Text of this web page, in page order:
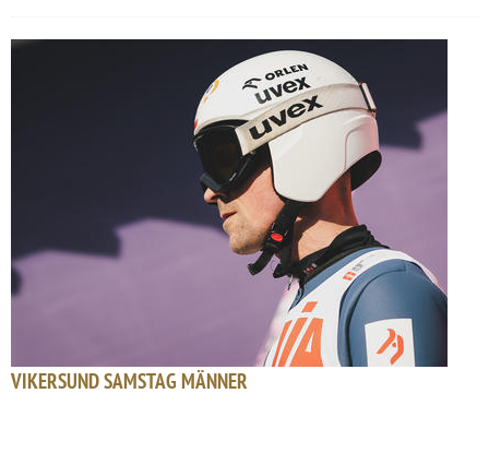
VIKERSUND SAMSTAG MÄNNER